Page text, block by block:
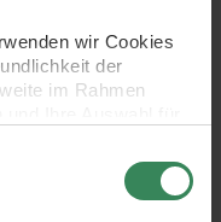
wir Cookies
der
im Rahmen
jederzeit über den
der Seite
- 19:00
- 19:00
- 19:00